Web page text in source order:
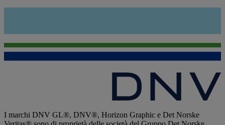
I marchi DNV GL®, DNV®, Horizon Graphic e Det Norske